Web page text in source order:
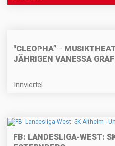
"CLEOPHA” -
JÄHRIGEN VANESSA GRAF
Innviertel
FB: LANDESLIGA-WEST: